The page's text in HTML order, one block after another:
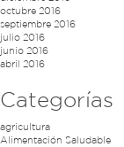
octubre 2016
septiembre 2016
julio 2016
junio 2016
abril 2016
Categorías
agricultura
Alimentación Saludable